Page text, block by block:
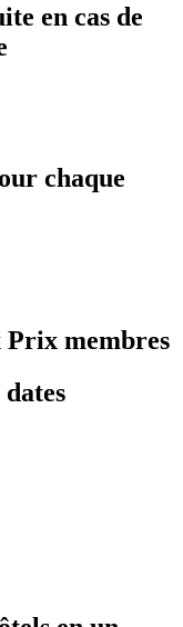
en cas de
chaque
Prix membres